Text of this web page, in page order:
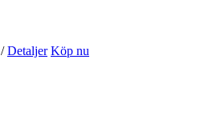
/ Detaljer Köp nu